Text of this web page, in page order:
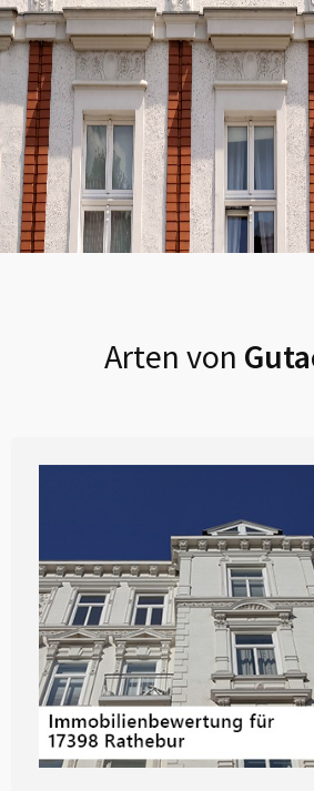
Arten von